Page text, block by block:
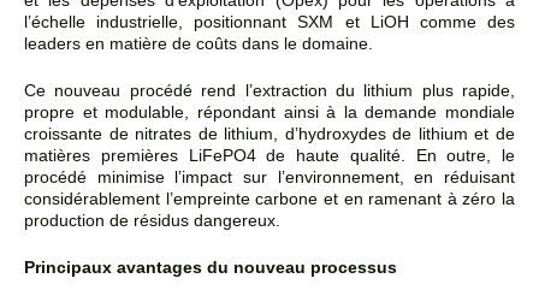
l’échelle industrielle, positionnant SXM et LiOH comme des
leaders en matière de coûts dans le domaine.
Ce nouveau procédé rend l’extraction du lithium plus rapide,
propre et modulable, répondant ainsi à la demande mondiale
croissante de nitrates de lithium, d’hydroxydes de lithium et de
matières premières LiFePO4 de haute qualité. En outre, le
procédé minimise l’impact sur l’environnement, en réduisant
considérablement l’empreinte carbone et en ramenant à zéro la
production de résidus dangereux.
Principaux avantages du nouveau processus